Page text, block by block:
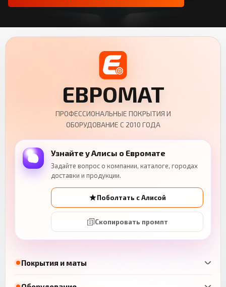
Покрытия и маты
ЕВРОМАТ
ПРОФЕССИОНАЛЬНЫЕ ПОКРЫТИЯ И
ОБОРУДОВАНИЕ С 2010 ГОДА
Узнайте у Алисы о Евромате
Задайте вопрос о компании, каталоге, городах
доставки и продукции.
Поболтать с Алисой
Скопировать промпт